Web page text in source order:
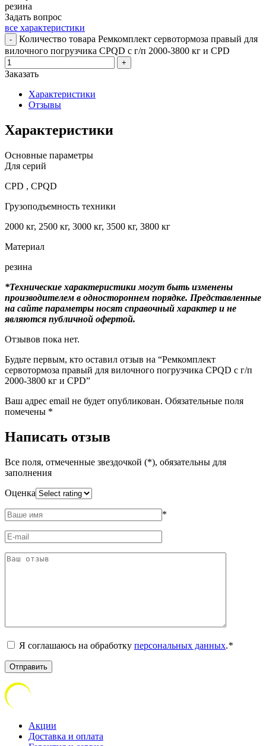
резина
Задать вопрос
все характеристики
-
Количество товара Ремкомплект сервотормоза правый для
вилочного погрузчика CPQD с г/п 2000-3800 кг и CPD
+
Заказать
Характеристики
Отзывы
Характеристики
Основные параметры
Для серий
CPD , CPQD
Грузоподъемность техники
2000 кг, 2500 кг, 3000 кг, 3500 кг, 3800 кг
Материал
резина
*Технические характеристики могут быть изменены
производителем в одностороннем порядке. Представленные
на сайте параметры носят справочный характер и не
являются публичной офертой.
Отзывов пока нет.
Будьте первым, кто оставил отзыв на “Ремкомплект
сервотормоза правый для вилочного погрузчика CPQD с г/п
2000-3800 кг и CPD”
Ваш адрес email не будет опубликован. Обязательные поля
помечены *
Написать отзыв
Все поля, отмеченные звездочкой (*), обязательны для
заполнения
Оценка
*
Я соглашаюсь на обработку персональных данных.*
Акции
Доставка и оплата